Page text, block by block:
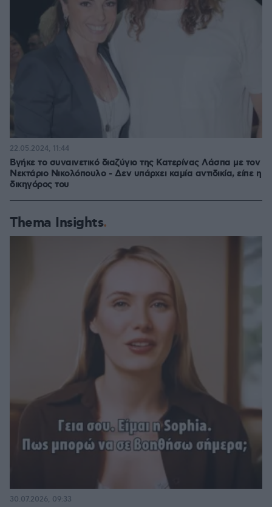
Βγήκε το συναινετικό διαζύγιο της Κατερίνας Λάσπα με τον
Νεκτάριο Νικολόπουλο - Δεν υπάρχει καμία αντιδικία, είπε η
δικηγόρος του
22.05.2024, 11:44
Thema Insights
30.07.2026, 09:33